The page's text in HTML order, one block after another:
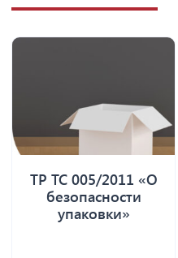
ТР ТС 005/2011 «О
безопасности
упаковки»